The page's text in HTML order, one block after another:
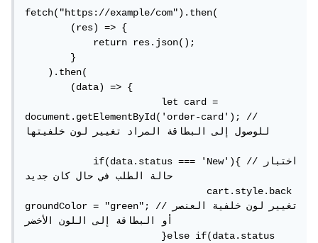
fetch("https://example/com").then(
        (res) => {
            return res.json();
        }
    ).then(
        (data) => {
			let card =
document.getElementById('order-card'); //
للوصول إلى البطاقة المراد تغيير لون خلفيتها
            if(data.status === 'New'){ //اختبار
حالة الطلب في حال كان جديد
				cart.style.back
groundColor = "green"; //تغيير لون خلفية العنصر
أو البطاقة إلى اللون الأخضر
			}else if(data.status